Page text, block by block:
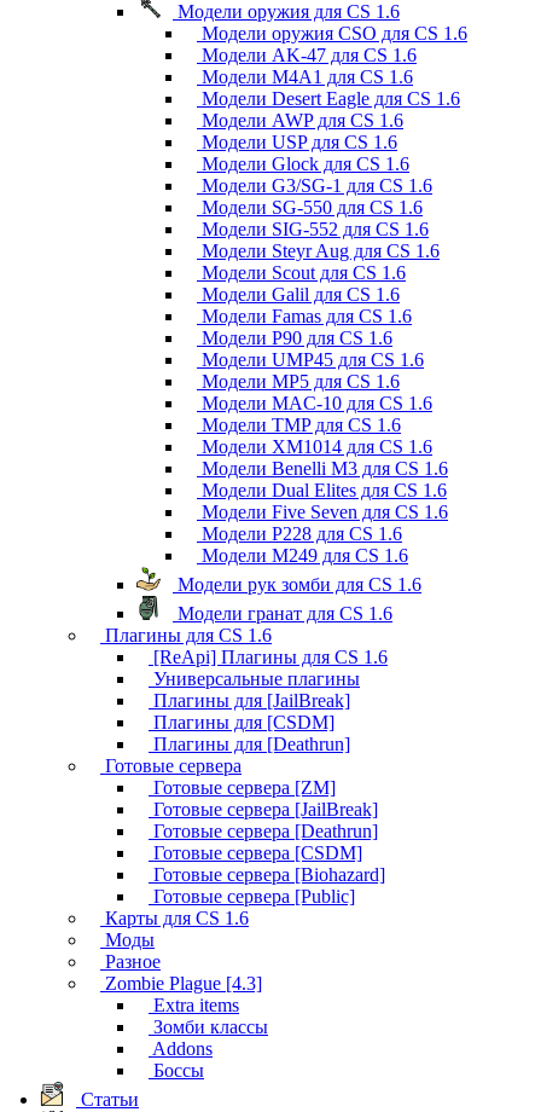
Модели оружия для CS 1.6
Модели оружия CSO для CS 1.6
Модели AK-47 для CS 1.6
Модели M4A1 для CS 1.6
Модели Desert Eagle для CS 1.6
Модели AWP для CS 1.6
Модели USP для CS 1.6
Модели Glock для CS 1.6
Модели G3/SG-1 для CS 1.6
Модели SG-550 для CS 1.6
Модели SIG-552 для CS 1.6
Модели Steyr Aug для CS 1.6
Модели Scout для CS 1.6
Модели Galil для CS 1.6
Модели Famas для CS 1.6
Модели P90 для CS 1.6
Модели UMP45 для CS 1.6
Модели MP5 для CS 1.6
Модели MAC-10 для CS 1.6
Модели TMP для CS 1.6
Модели XM1014 для CS 1.6
Модели Benelli M3 для CS 1.6
Модели Dual Elites для CS 1.6
Модели Five Seven для CS 1.6
Модели P228 для CS 1.6
Модели M249 для CS 1.6
Модели рук зомби для CS 1.6
Модели гранат для CS 1.6
Плагины для CS 1.6
[ReApi] Плагины для CS 1.6
Универсальные плагины
Плагины для [JailBreak]
Плагины для [CSDM]
Плагины для [Deathrun]
Готовые сервера
Готовые сервера [ZM]
Готовые сервера [JailBreak]
Готовые сервера [Deathrun]
Готовые сервера [CSDM]
Готовые сервера [Biohazard]
Готовые сервера [Public]
Карты для CS 1.6
Моды
Разное
Zombie Plague [4.3]
Extra items
Зомби классы
Addons
Боссы
Статьи